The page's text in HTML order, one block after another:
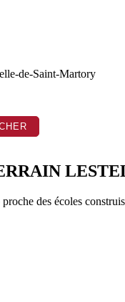
de-Saint-Martory
des écoles